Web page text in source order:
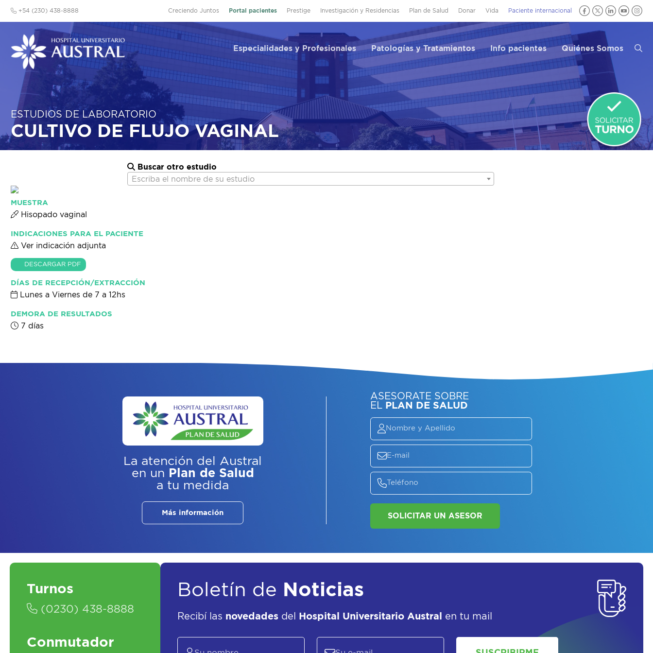
Creciendo Juntos Portal pacientes Prestige Investigación y Residencias Plan de Salud Donar Vida Paciente internacional
+54 (230) 438-8888
Especialidades y Profesionales Patologías y Tratamientos Info pacientes Quiénes Somos
ESTUDIOS DE LABORATORIO
CULTIVO DE FLUJO VAGINAL
Buscar otro estudio
Escriba el nombre de su estudio
MUESTRA
Hisopado vaginal
INDICACIONES PARA EL PACIENTE
Ver indicación adjunta
DESCARGAR PDF
DÍAS DE RECEPCIÓN/EXTRACCIÓN
Lunes a Viernes de 7 a 12hs
DEMORA DE RESULTADOS
7 días
La atención del Austral
en un Plan de Salud
a tu medida
Más información
ASESORATE SOBRE
Turnos
(0230) 438-8888
Conmutador
Boletín de Noticias
Recibí las novedades del Hospital Universitario Austral en tu mail